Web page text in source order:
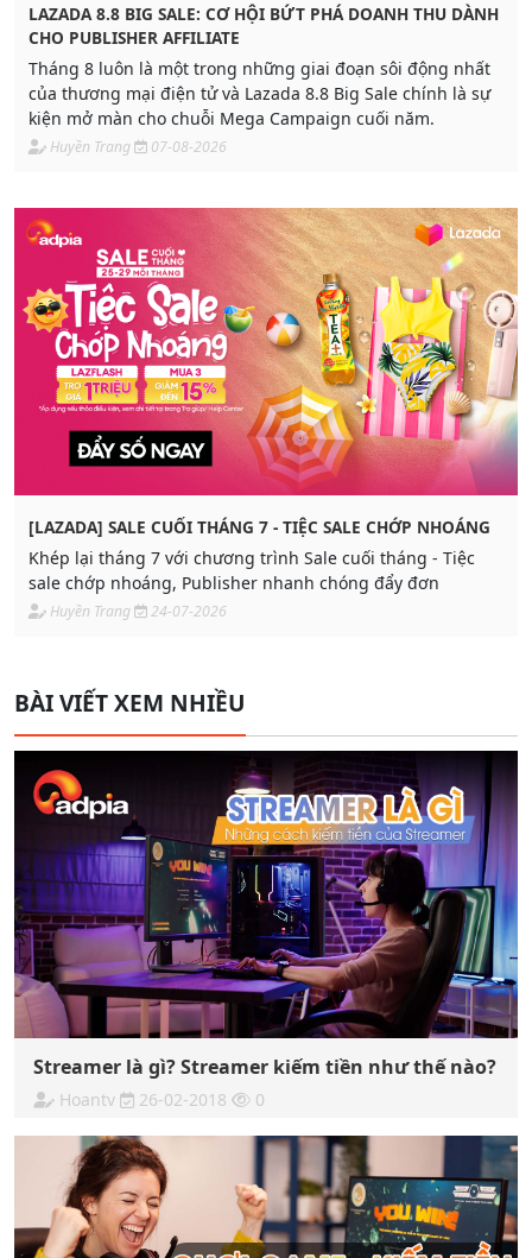
LAZADA 8.8 BIG SALE: CƠ HỘI BỨT PHÁ DOANH THU DÀNH
CHO PUBLISHER AFFILIATE
Tháng 8 luôn là một trong những giai đoạn sôi động nhất
của thương mại điện tử và Lazada 8.8 Big Sale chính là sự
kiện mở màn cho chuỗi Mega Campaign cuối năm.
Huyền Trang 07-08-2026
[LAZADA] SALE CUỐI THÁNG 7 - TIỆC SALE CHỚP NHOÁNG
Khép lại tháng 7 với chương trình Sale cuối tháng - Tiệc
sale chớp nhoáng, Publisher nhanh chóng đẩy đơn
Huyền Trang 24-07-2026
BÀI VIẾT XEM NHIỀU
Streamer là gì? Streamer kiếm tiền như thế nào?
Hoantv 26-02-2018 0